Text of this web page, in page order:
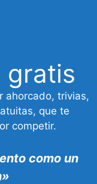
gratis
ahorcado, trivias,
que te
competir.
como un